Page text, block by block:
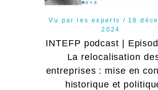
Vu par les experts
18
2024
INTEFP podcast |
La relocalisation
entreprises : mise en
historique et